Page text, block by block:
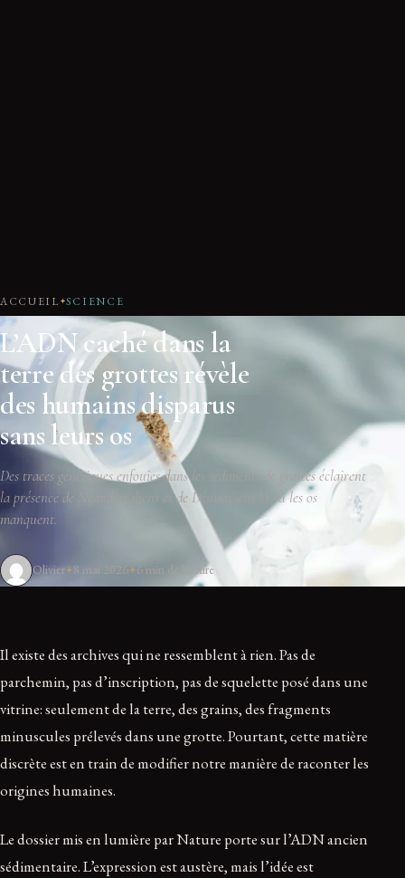
ACCUEIL SCIENCE
L’ADN caché dans la
terre des grottes révèle
des humains disparus
sans leurs os
Des traces génétiques enfouies dans les sédiments de grottes éclairent
la présence de Néandertaliens et de Dénisoviens là où les os
manquent.
Olivier 8 mai 2026 6 min de lecture
Il existe des archives qui ne ressemblent à rien. Pas de
parchemin, pas d’inscription, pas de squelette posé dans une
vitrine: seulement de la terre, des grains, des fragments
minuscules prélevés dans une grotte. Pourtant, cette matière
discrète est en train de modifier notre manière de raconter les
origines humaines.
Le dossier mis en lumière par Nature porte sur l’ADN ancien
sédimentaire. L’expression est austère, mais l’idée est